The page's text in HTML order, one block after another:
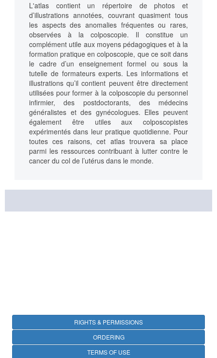
L'atlas contient un répertoire de photos et
d’illustrations annotées, couvrant quasiment tous
les aspects des anomalies fréquentes ou rares,
observées à la colposcopie. Il constitue un
complément utile aux moyens pédagogiques et à la
formation pratique en colposcopie, que ce soit dans
le cadre d’un enseignement formel ou sous la
tutelle de formateurs experts. Les informations et
illustrations qu’il contient peuvent être directement
utilisées pour former à la colposcopie du personnel
infirmier, des postdoctorants, des médecins
généralistes et des gynécologues. Elles peuvent
également être utiles aux colposcopistes
expérimentés dans leur pratique quotidienne. Pour
toutes ces raisons, cet atlas trouvera sa place
parmi les ressources contribuant à lutter contre le
cancer du col de l’utérus dans le monde.
RIGHTS & PERMISSIONS
ORDERING
TERMS OF USE